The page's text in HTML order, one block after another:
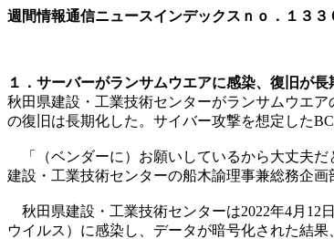
週間情報通信ニュースインデックスｎｏ． １３３
１．サーバーがランサムウエアに感染、復旧が
秋田県建設・工業技術センターがランサムウエ
の復旧は長期化した。サイバー攻撃を想定した
「（ベンダーに）お願いしているから大丈夫だ
建設・工業技術センターの船木諭理事兼総務企
秋田県建設・工業技術センターは2022年4月12
ウイルス）に感染し、データが暗号化された結